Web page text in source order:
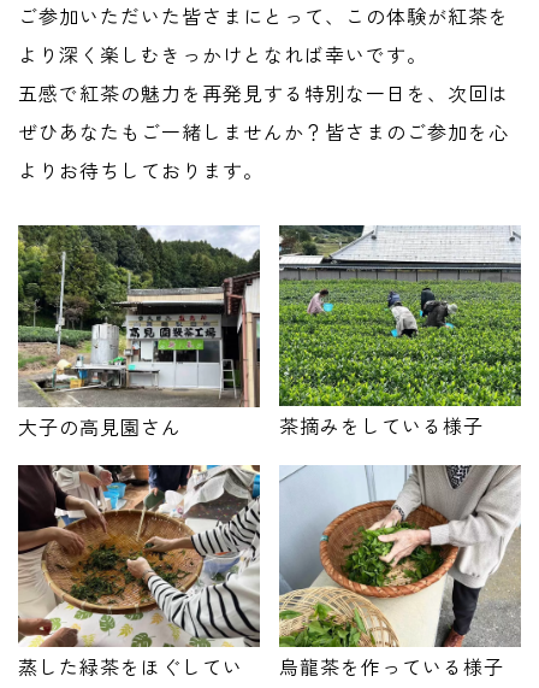
ご参加いただいた皆さまにとって、この体験が紅茶を
より深く楽しむきっかけとなれば幸いです。
五感で紅茶の魅力を再発見する特別な一日を、次回は
ぜひあなたもご一緒しませんか？皆さまのご参加を心
よりお待ちしております。
大子の高見園さん 茶摘みをしている様子
蒸した緑茶をほぐしてい
烏龍茶を作っている様子